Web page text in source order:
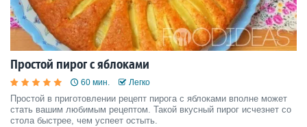
Простой пирог с яблоками
60 мин. Легко
Простой в приготовлении рецепт пирога с яблоками вполне может
стать вашим любимым рецептом. Такой вкусный пирог исчезнет со
стола быстрее, чем успеет остыть.